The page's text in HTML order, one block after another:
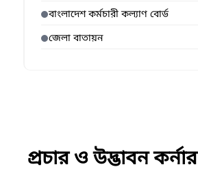
বাংলাদেশ কর্মচারী কল্যাণ বোর্ড
জেলা বাতায়ন
প্রচার ও উদ্ভাবন কর্নার